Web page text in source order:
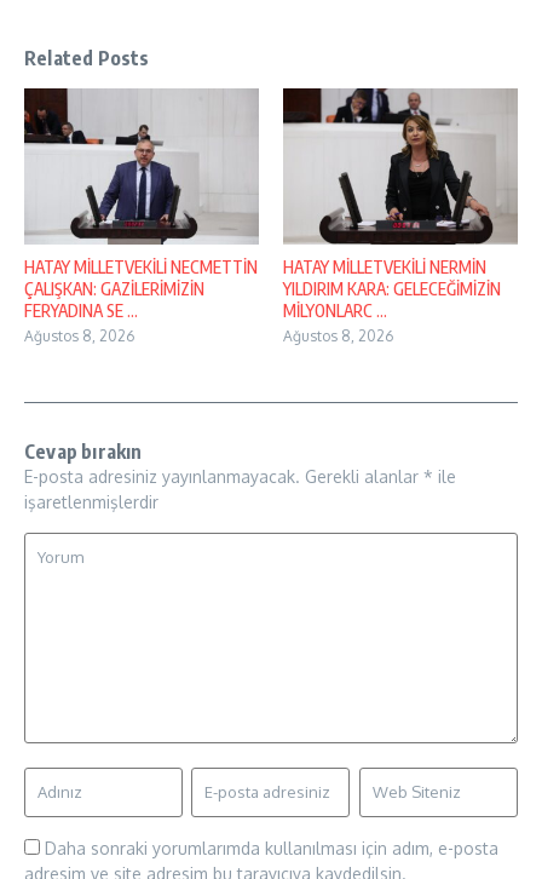
Related Posts
HATAY MİLLETVEKİLİ NECMETTİN
ÇALIŞKAN: GAZİLERİMİZİN
FERYADINA SE ...
Ağustos 8, 2026
HATAY MİLLETVEKİLİ NERMİN
YILDIRIM KARA: GELECEĞİMİZİN
MİLYONLARC ...
Ağustos 8, 2026
Cevap bırakın
E-posta adresiniz yayınlanmayacak. Gerekli alanlar * ile
işaretlenmişlerdir
Daha sonraki yorumlarımda kullanılması için adım, e-posta
adresim ve site adresim bu tarayıcıya kaydedilsin.